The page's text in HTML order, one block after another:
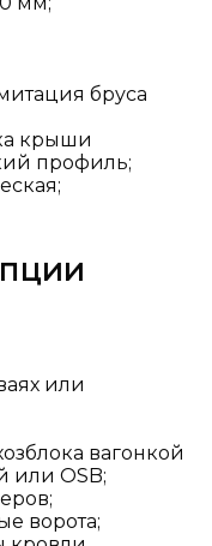
бруса
крыши
профиль;
или
вагонкой
или OSB;
ворота;